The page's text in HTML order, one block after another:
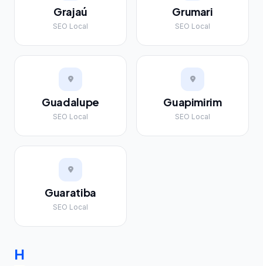
Grajaú
SEO Local
Grumari
SEO Local
Guadalupe
SEO Local
Guapimirim
SEO Local
Guaratiba
SEO Local
H